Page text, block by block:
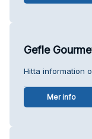
Gefle
Hitta information
Mer info